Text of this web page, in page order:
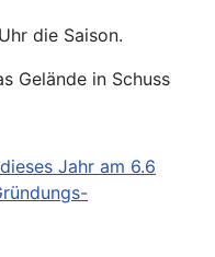
die Saison.
Gelände in Schuss
Jahr am 6.6